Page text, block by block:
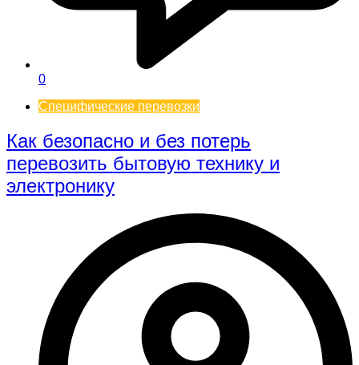
0
Специфические перевозки
Как безопасно и без потерь
перевозить бытовую технику и
электронику